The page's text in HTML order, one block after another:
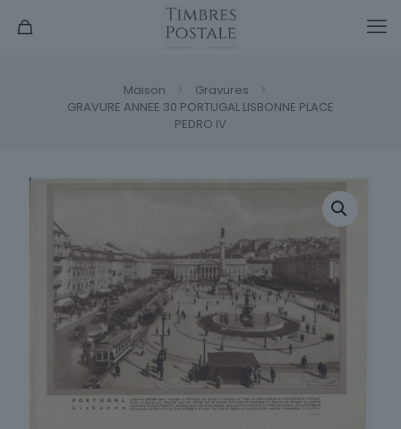
Maison
Gravures
GRAVURE ANNEE 30 PORTUGAL LISBONNE PLACE
PEDRO IV